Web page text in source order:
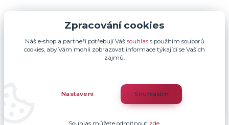
(Po-Pá, 9-17 hod.)
info@iphone-store.cz
Zpracování cookies
Náš e-shop a partneři potřebují Váš souhlass použitím souborů
cookies, aby Vám mohli zobrazovat informace týkající se Vašich
zájmů.
Nastavení Souhlasím
Souhlas můžete odmítnout zde